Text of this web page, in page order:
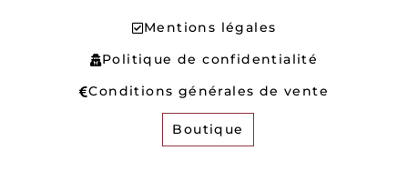
Mentions légales
Politique de confidentialité
Conditions générales de vente
Boutique